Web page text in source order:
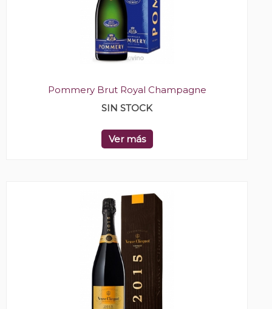
Pommery Brut Royal Champagne
SIN STOCK
Ver más